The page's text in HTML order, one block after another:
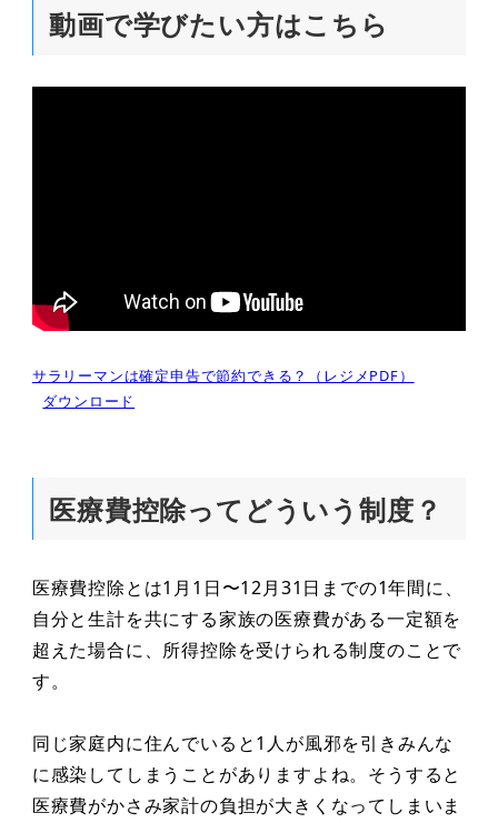
動画で学びたい方はこちら
サラリーマンは確定申告で節約できる？（レジメPDF）
ダウンロード
医療費控除ってどういう制度？
医療費控除とは1月1日〜12月31日までの1年間に、
自分と生計を共にする家族の医療費がある一定額を
超えた場合に、所得控除を受けられる制度のことで
す。
同じ家庭内に住んでいると1人が風邪を引きみんな
に感染してしまうことがありますよね。そうすると
医療費がかさみ家計の負担が大きくなってしまいま